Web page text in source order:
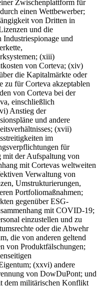
Zwischenplattform für
einen Wettbewerber;
von Dritten in
und die
und
(xiii)
von Corteva; (xiv)
die Kapitalmärkte oder
zu für Corteva akzeptablen
von Corteva bei der
einschließlich
Anstieg der
und andere
(xvii)
im
für
der Aufspaltung von
mit Cortevas weltweiten
Verwaltung von
Umstrukturierungen,
Portfoliomaßnahmen;
gegenüber ESG-
mit COVID-19;
einzustellen und zu
oder die Abwehr
die von anderen geltend
von Produktfälschungen;
(xxvi) andere
von DowDuPont; und
dem militärischen Konflikt